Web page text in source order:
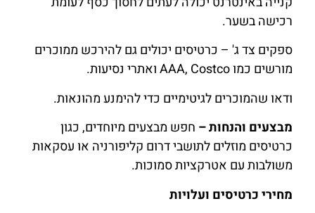
רכישה בשער.
ספקים צד ג' – כרטיסים יכולים גם להירכש ממוכרים
מורשים כמו AAA, Costco ואתרי נסיעות.
ודאו שהמוכרים לגיטימיים כדי להימנע מהונאות.
מבצעים והנחות – חפש מבצעים מיוחדים, כגון
כרטיסים מוזלים לתושבי דרום קליפורניה או עסקאות
משולבות עם אטרקציות סמוכות.
מחירי כרטיסים ועלויות